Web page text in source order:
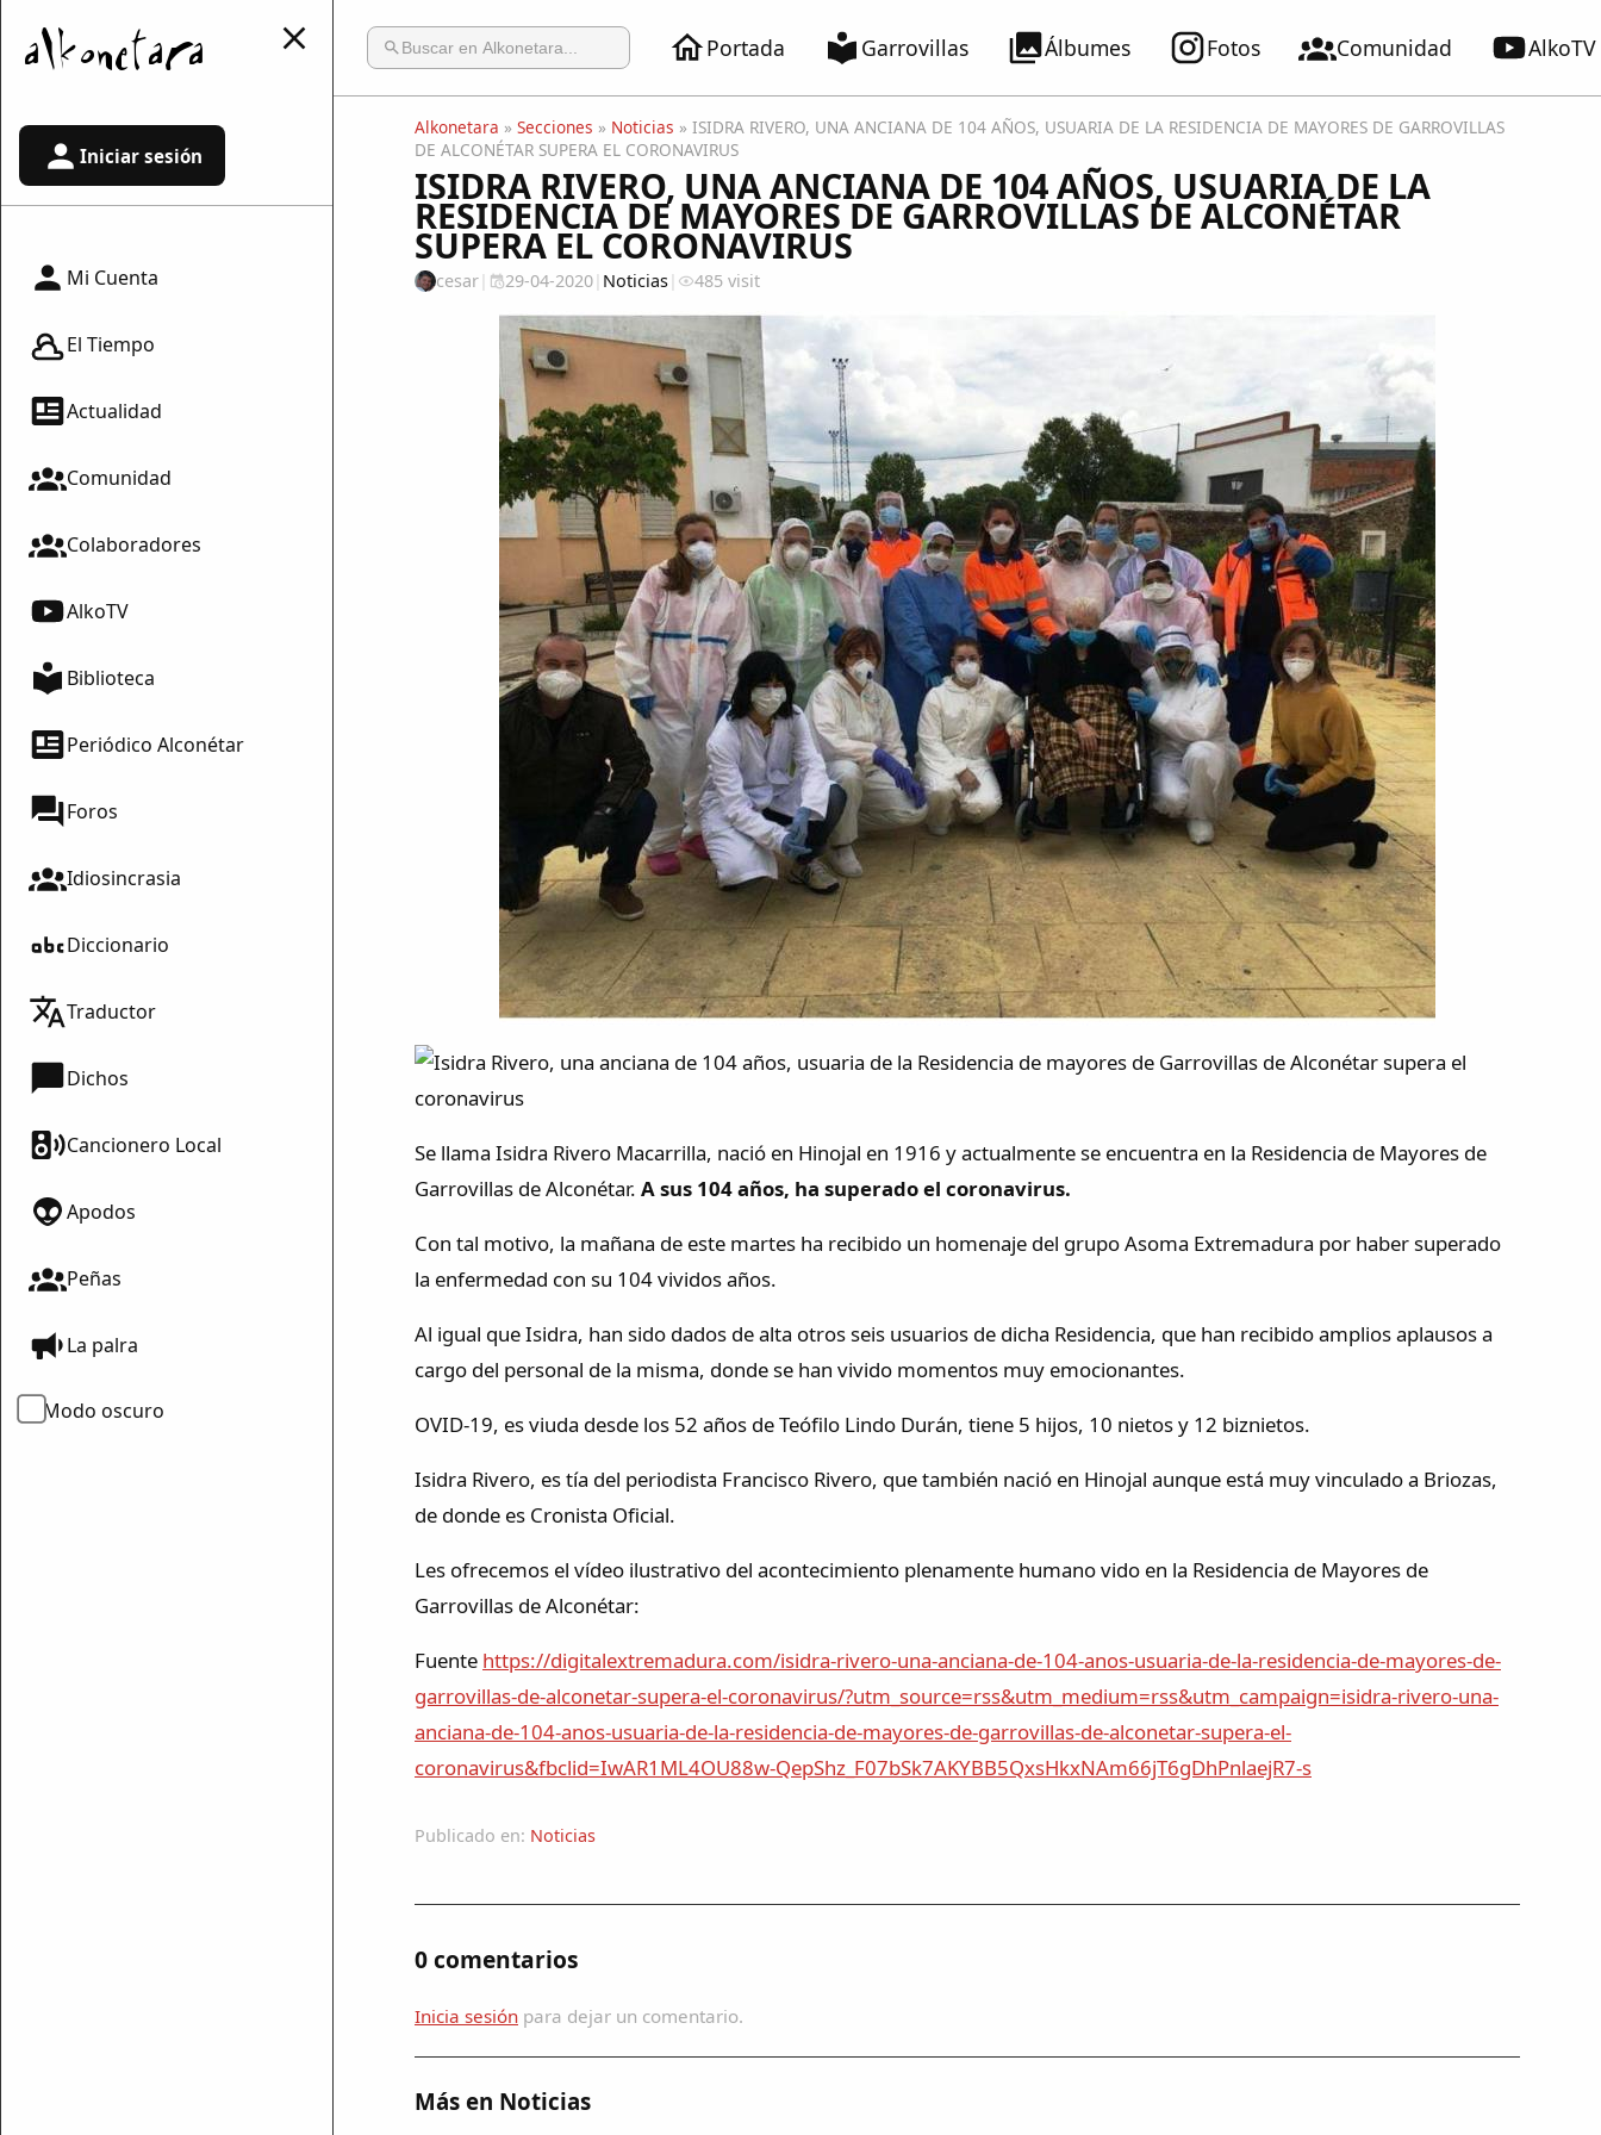
Portada Garrovillas Álbumes Fotos Comunidad AlkoTV
Iniciar sesión
Mi Cuenta
El Tiempo
Actualidad
Comunidad
Colaboradores
AlkoTV
Biblioteca
Periódico Alconétar
Foros
Idiosincrasia
Diccionario
Traductor
Dichos
Cancionero Local
Apodos
Peñas
La palra
Modo oscuro
Alkonetara » Secciones » Noticias » ISIDRA RIVERO, UNA ANCIANA DE 104 AÑOS, USUARIA DE LA RESIDENCIA DE MAYORES DE GARROVILLAS
DE ALCONÉTAR SUPERA EL CORONAVIRUS
ISIDRA RIVERO, UNA ANCIANA DE 104 AÑOS, USUARIA DE LA
RESIDENCIA DE MAYORES DE GARROVILLAS DE ALCONÉTAR
SUPERA EL CORONAVIRUS
cesar| 29-04-2020| Noticias| 485 visit
Se llama Isidra Rivero Macarrilla, nació en Hinojal en 1916 y actualmente se encuentra en la Residencia de Mayores de
Garrovillas de Alconétar. A sus 104 años, ha superado el coronavirus.
Con tal motivo, la mañana de este martes ha recibido un homenaje del grupo Asoma Extremadura por haber superado
la enfermedad con su 104 vividos años.
Al igual que Isidra, han sido dados de alta otros seis usuarios de dicha Residencia, que han recibido amplios aplausos a
cargo del personal de la misma, donde se han vivido momentos muy emocionantes.
OVID-19, es viuda desde los 52 años de Teófilo Lindo Durán, tiene 5 hijos, 10 nietos y 12 biznietos.
Isidra Rivero, es tía del periodista Francisco Rivero, que también nació en Hinojal aunque está muy vinculado a Briozas,
de donde es Cronista Oficial.
Les ofrecemos el vídeo ilustrativo del acontecimiento plenamente humano vido en la Residencia de Mayores de
Garrovillas de Alconétar:
Fuente https://digitalextremadura.com/isidra-rivero-una-anciana-de-104-anos-usuaria-de-la-residencia-de-mayores-de-
garrovillas-de-alconetar-supera-el-coronavirus/?utm_source=rss&utm_medium=rss&utm_campaign=isidra-rivero-una-
anciana-de-104-anos-usuaria-de-la-residencia-de-mayores-de-garrovillas-de-alconetar-supera-el-
coronavirus&fbclid=IwAR1ML4OU88w-QepShz_F07bSk7AKYBB5QxsHkxNAm66jT6gDhPnlaejR7-s
Publicado en: Noticias
0 comentarios
Inicia sesión para dejar un comentario.
Más en Noticias